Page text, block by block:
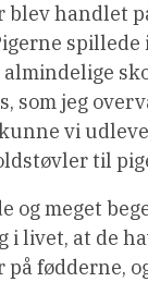
blev handlet
spillede
som jeg
vi
til
og meget
i livet, at de
fødderne,